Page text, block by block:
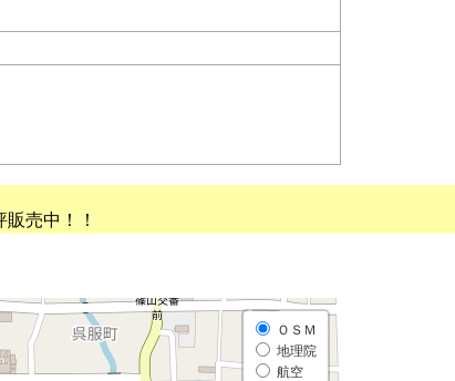
販売中！！
ＯＳＭ
地理院
航空